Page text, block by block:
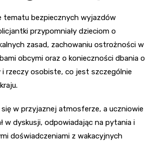
tematu bezpiecznych wyjazdów
przypomniały dzieciom o
zasad, zachowaniu ostrożności w
obcymi oraz o konieczności dbania o
rzeczy osobiste, co jest szczególnie
się w przyjaznej atmosferze, a uczniowie
w dyskusji, odpowiadając na pytania i
doświadczeniami z wakacyjnych